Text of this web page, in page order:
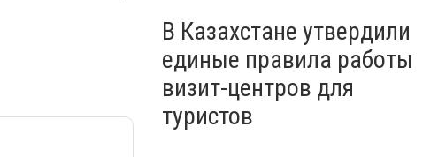
В Казахстане утвердили
единые правила работы
визит-центров для
туристов